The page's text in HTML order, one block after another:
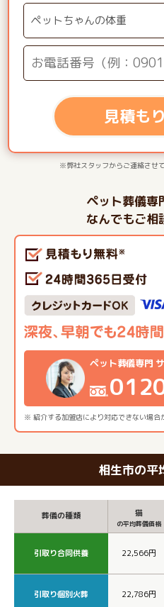
見積も
※弊社スタッフからご連絡させ
ペット葬儀専
なんでもご相
※ 紹介する加盟店により対応できない場合
ペット葬儀専門
相生市の平
葬儀の種類 猫
の平均葬儀価格
引取り合同供養 22,566円
引取り個別火葬 22,786円